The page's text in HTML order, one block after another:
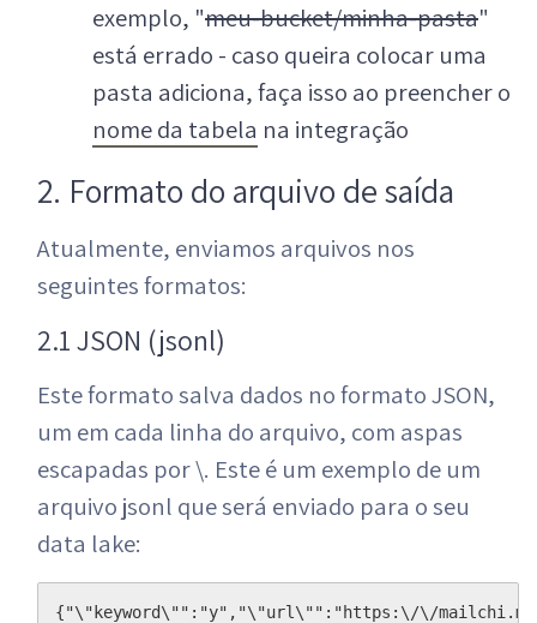
exemplo, "meu-bucket/minha-pasta"
está errado - caso queira colocar uma
pasta adiciona, faça isso ao preencher o
nome da tabela na integração
2. Formato do arquivo de saída
Atualmente, enviamos arquivos nos
seguintes formatos:
2.1 JSON (jsonl)
Este formato salva dados no formato JSON,
um em cada linha do arquivo, com aspas
escapadas por \. Este é um exemplo de um
arquivo jsonl que será enviado para o seu
data lake:
{"\"keyword\"":"y","\"url\"":"https:\/\/mailchi.mp\/